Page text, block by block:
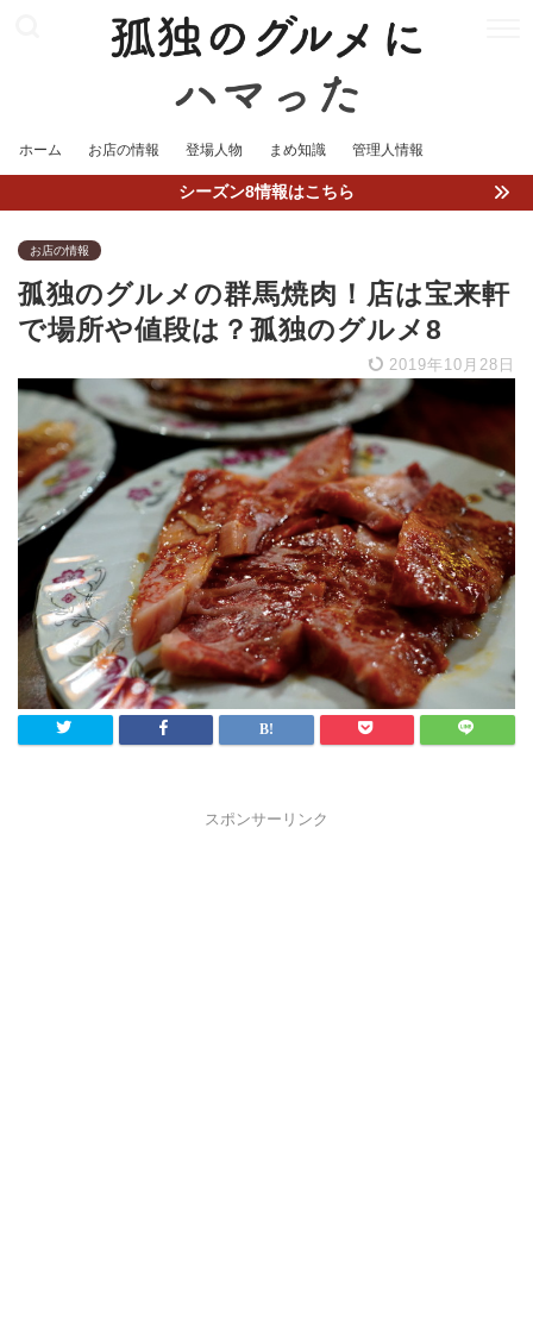
ホーム お店の情報 登場人物 まめ知識 管理人情報
シーズン8情報はこちら
お店の情報
孤独のグルメの群馬焼肉！店は宝来軒
で場所や値段は？孤独のグルメ8
2019年10月28日
スポンサーリンク